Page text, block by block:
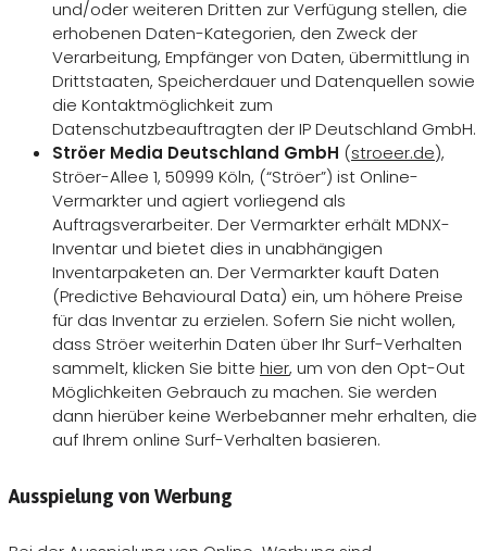
und/oder weiteren Dritten zur Verfügung stellen, die
erhobenen Daten-Kategorien, den Zweck der
Verarbeitung, Empfänger von Daten, übermittlung in
Drittstaaten, Speicherdauer und Datenquellen sowie
die Kontaktmöglichkeit zum
Datenschutzbeauftragten der IP Deutschland GmbH.
Ströer Media Deutschland GmbH (stroeer.de),
Ströer-Allee 1, 50999 Köln, (“Ströer”) ist Online-
Vermarkter und agiert vorliegend als
Auftragsverarbeiter. Der Vermarkter erhält MDNX-
Inventar und bietet dies in unabhängigen
Inventarpaketen an. Der Vermarkter kauft Daten
(Predictive Behavioural Data) ein, um höhere Preise
für das Inventar zu erzielen. Sofern Sie nicht wollen,
dass Ströer weiterhin Daten über Ihr Surf-Verhalten
sammelt, klicken Sie bitte hier, um von den Opt-Out
Möglichkeiten Gebrauch zu machen. Sie werden
dann hierüber keine Werbebanner mehr erhalten, die
auf Ihrem online Surf-Verhalten basieren.
Ausspielung von Werbung